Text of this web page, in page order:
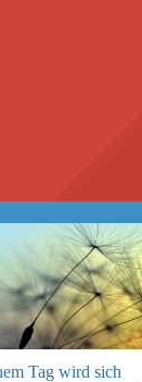
Tag wird sich